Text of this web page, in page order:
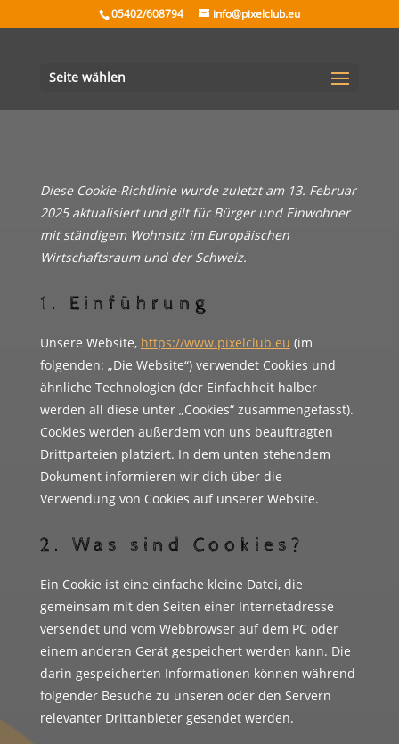
05402/608794 info@pixelclub.eu
Seite wählen
Diese Cookie-Richtlinie wurde zuletzt am 13. Februar
2025 aktualisiert und gilt für Bürger und Einwohner
mit ständigem Wohnsitz im Europäischen
Wirtschaftsraum und der Schweiz.
1. Einführung
Unsere Website, https://www.pixelclub.eu (im
folgenden: „Die Website“) verwendet Cookies und
ähnliche Technologien (der Einfachheit halber
werden all diese unter „Cookies“ zusammengefasst).
Cookies werden außerdem von uns beauftragten
Drittparteien platziert. In dem unten stehendem
Dokument informieren wir dich über die
Verwendung von Cookies auf unserer Website.
2. Was sind Cookies?
Ein Cookie ist eine einfache kleine Datei, die
gemeinsam mit den Seiten einer Internetadresse
versendet und vom Webbrowser auf dem PC oder
einem anderen Gerät gespeichert werden kann. Die
darin gespeicherten Informationen können während
folgender Besuche zu unseren oder den Servern
relevanter Drittanbieter gesendet werden.